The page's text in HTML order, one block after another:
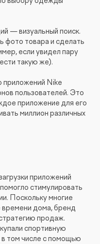
— визуальный поиск.
фото товара и сделать
если увидел пару
такую же).
приложений Nike
пользователей. Это
приложение для его
миллион различных
приложений
стимулировать
Поскольку многие
дома, бренд
продаж.
спортивную
том числе с помощью